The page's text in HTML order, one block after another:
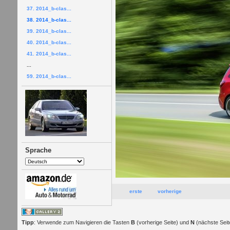
37. 2014_b-clas...
38. 2014_b-clas...
39. 2014_b-clas...
40. 2014_b-clas...
41. 2014_b-clas...
59. 2014_b-clas...
Sprache
erste vorherige
Tipp: Verwende zum Navigieren die Tasten B(vorherige Seite) und N(nächste